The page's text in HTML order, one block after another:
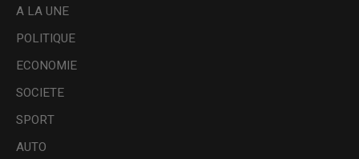
A LA UNE
POLITIQUE
ECONOMIE
SOCIETE
SPORT
AUTO